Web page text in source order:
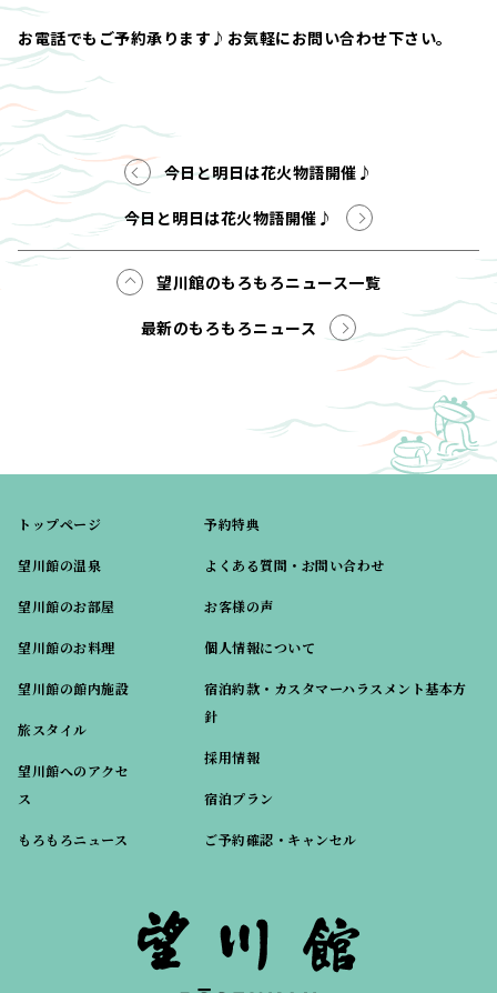
お電話でもご予約承ります♪お気軽にお問い合わせ下さい。
今日と明日は花火物語開催♪
今日と明日は花火物語開催♪
望川館のもろもろニュース一覧
最新のもろもろニュース
トップページ
望川館の温泉
望川館のお部屋
望川館のお料理
望川館の館内施設
旅スタイル
望川館へのアクセ
ス
もろもろニュース
予約特典
よくある質問・お問い合わせ
お客様の声
個人情報について
宿泊約款・カスタマーハラスメント基本方
針
採用情報
宿泊プラン
ご予約確認・キャンセル